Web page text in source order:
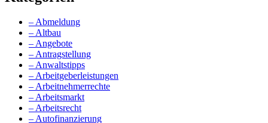
– Abmeldung
– Altbau
– Angebote
– Antragstellung
– Anwaltstipps
– Arbeitgeberleistungen
– Arbeitnehmerrechte
– Arbeitsmarkt
– Arbeitsrecht
– Autofinanzierung